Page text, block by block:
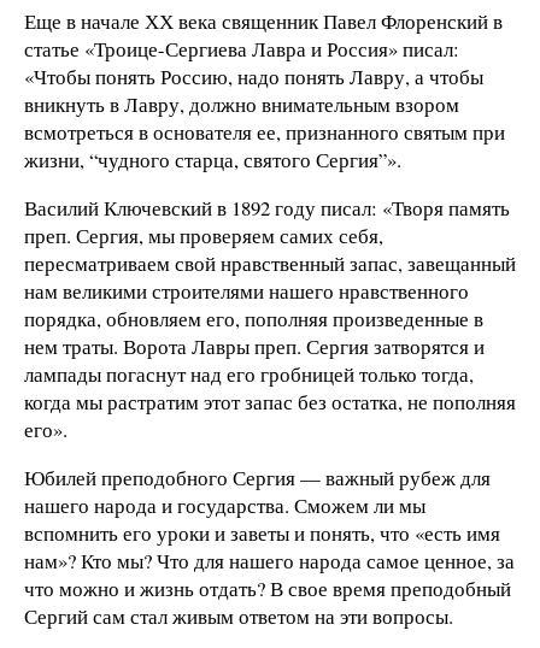
Еще в начале ХХ века священник Павел Флоренский в
статье «Троице-Сергиева Лавра и Россия» писал:
«Чтобы понять Россию, надо понять Лавру, а чтобы
вникнуть в Лавру, должно внимательным взором
всмотреться в основателя ее, признанного святым при
жизни, “чудного старца, святого Сергия”».
Василий Ключевский в 1892 году писал: «Творя память
преп. Сергия, мы проверяем самих себя,
пересматриваем свой нравственный запас, завещанный
нам великими строителями нашего нравственного
порядка, обновляем его, пополняя произведенные в
нем траты. Ворота Лавры преп. Сергия затворятся и
лампады погаснут над его гробницей только тогда,
когда мы растратим этот запас без остатка, не пополняя
его».
Юбилей преподобного Сергия — важный рубеж для
нашего народа и государства. Сможем ли мы
вспомнить его уроки и заветы и понять, что «есть имя
нам»? Кто мы? Что для нашего народа самое ценное, за
что можно и жизнь отдать? В свое время преподобный
Сергий сам стал живым ответом на эти вопросы.